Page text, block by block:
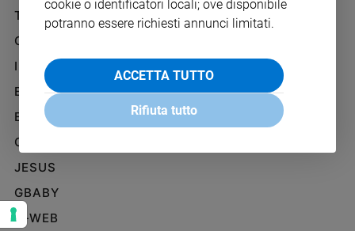
Creato
Volontariato
Diritti
Aziende
di
valore
della
settimana
Migranti
Diversità
e
TELENOVA
GAZZETTA D'ALBA
IL GIORNALINO
EDICOLA SAN PAOLO
EDIZIONI SAN PAOLO
CREDERE
JESUS
GBABY
G-WEB
SOCIAL
cookie o identificatori locali; ove disponibile
potranno essere richiesti annunci limitati.
ACCETTA TUTTO
Rifiuta tutto